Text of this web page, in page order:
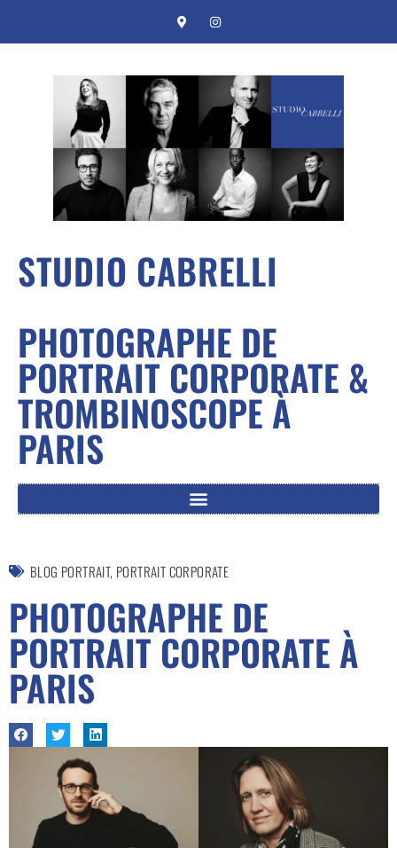
STUDIO CABRELLI
PHOTOGRAPHE DE
PORTRAIT CORPORATE &
TROMBINOSCOPE À
PARIS
BLOG PORTRAIT, PORTRAIT CORPORATE
PHOTOGRAPHE DE
PORTRAIT CORPORATE À
PARIS